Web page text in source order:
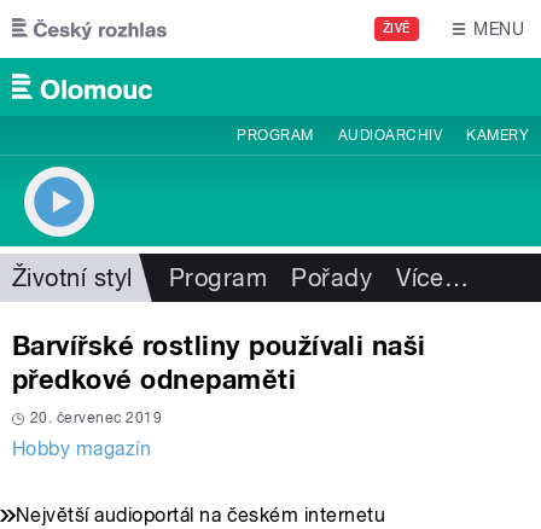
Přejít k hlavnímu obsahu
ŽIVĚ MENU
PROGRAM AUDIOARCHIV KAMERY
Životní styl Program Pořady Více…
Barvířské rostliny používali naši
předkové odnepaměti
20. červenec 2019
Hobby magazín
Největší audioportál na českém internetu